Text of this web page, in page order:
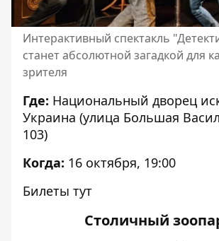
Интерактивный спектакль
станет абсолютной загадкой для
зрителя
Где: Национальный дворец
Украина (улица Большая
103)
Когда: 16 октября, 19:00
Билеты тут
Столичный